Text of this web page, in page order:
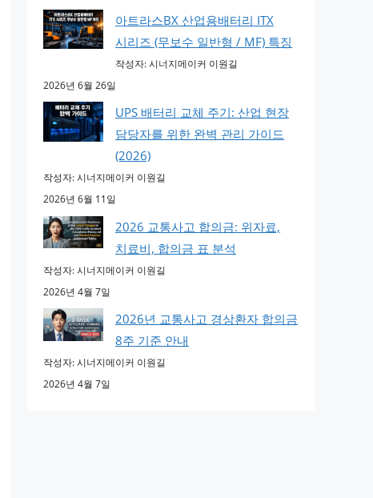
아트라스BX 산업용배터리 ITX
시리즈 (무보수 일반형 / MF) 특징
작성자: 시너지메이커 이원길
2026년 6월 26일
UPS 배터리 교체 주기: 산업 현장
담당자를 위한 완벽 관리 가이드
(2026)
작성자: 시너지메이커 이원길
2026년 6월 11일
2026 교통사고 합의금: 위자료,
치료비, 합의금 표 분석
작성자: 시너지메이커 이원길
2026년 4월 7일
2026년 교통사고 경상환자 합의금
8주 기준 안내
작성자: 시너지메이커 이원길
2026년 4월 7일